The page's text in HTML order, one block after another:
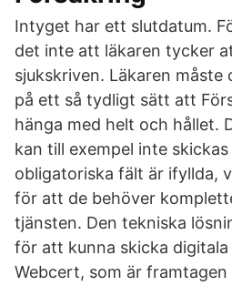
Intyget har ett slutdatum.
det inte att läkaren tycker
sjukskriven. Läkaren måste
på ett så tydligt sätt att
hänga med helt och hållet.
kan till exempel inte
obligatoriska fält är ifyllda,
för att de behöver
tjänsten. Den tekniska
för att kunna skicka
Webcert, som är